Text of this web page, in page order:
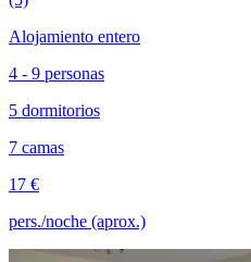
Alojamiento entero
4 - 9 personas
5 dormitorios
7 camas
17 €
pers./noche (aprox.)